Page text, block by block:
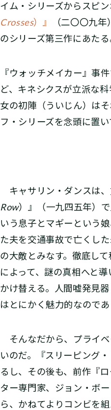
イム・シリーズからスピ
Crosses）』
（二〇〇九
のシリーズ第三作にあたる
『ウォッチメイカー』事
ど、キネシクスが立派な
女の初陣（ういじん）は
フ・シリーズを念頭に置
キャサリン・ダンスは
Row）』（一九四五年）
いう息子とマギーという
た夫を交通事故で亡くし
の大敵とみなす。徹底し
によって、謎の真相へと
かけ替える。人間嘘発見
はとにかく魅力的なのであ
そんなだから、プライベ
いのだ。『スリーピング
るし、その後も、前作『
ター専門家、ジョン・ボ
ら、かねてよりコンビを